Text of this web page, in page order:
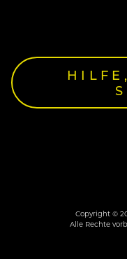
Copyright ©
Alle Rechte